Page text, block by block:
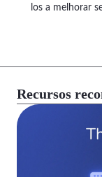
los a melhorar
Recursos